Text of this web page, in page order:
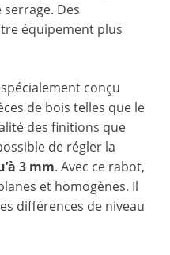
Des
équipement plus
conçu
de bois telles que le
des finitions que
de régler la
3 mm. Avec ce rabot,
et homogènes. Il
différences de niveau